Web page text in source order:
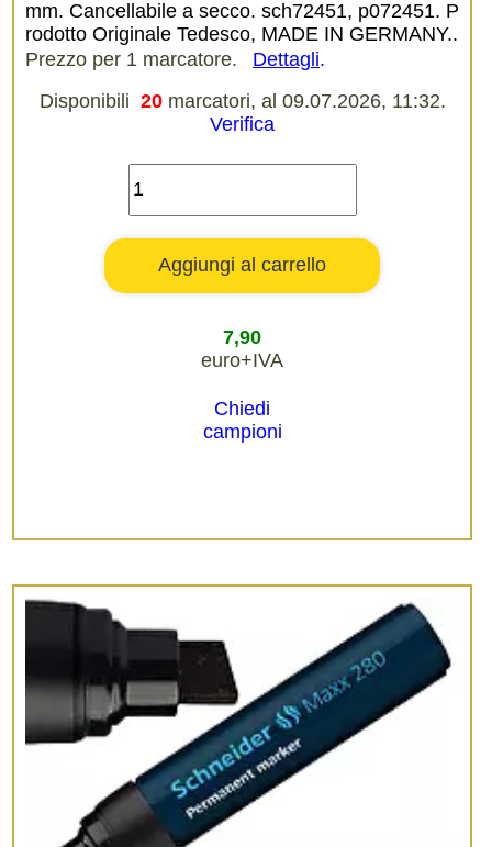
mm. Cancellabile a secco. sch72451, p072451. P
rodotto Originale Tedesco, MADE IN GERMANY..
Prezzo per 1 marcatore.
Dettagli.
Disponibili 20 marcatori, al 09.07.2026, 11:32.
Verifica
7,90
euro+IVA
Chiedi
campioni